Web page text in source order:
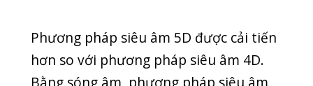
Phương pháp sàng lọc trước sinh
Double Test